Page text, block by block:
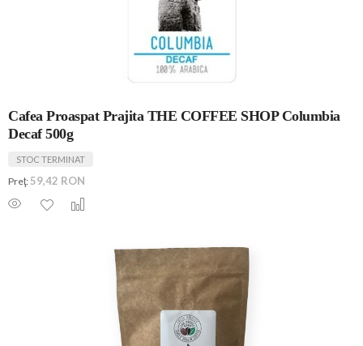
Cafea Proaspat Prajita THE COFFEE SHOP Columbia
Decaf 500g
STOC TERMINAT
Preţ: 59,42 RON